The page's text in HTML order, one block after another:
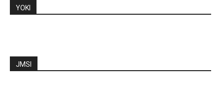
YOKI
JMSI